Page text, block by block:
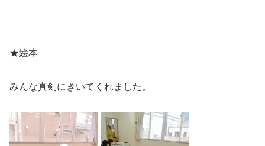
★絵本
みんな真剣にきいてくれました。